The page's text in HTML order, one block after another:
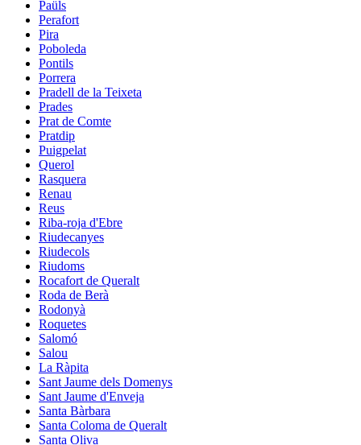
Paüls
Perafort
Pira
Poboleda
Pontils
Porrera
Pradell de la Teixeta
Prades
Prat de Comte
Pratdip
Puigpelat
Querol
Rasquera
Renau
Reus
Riba-roja d'Ebre
Riudecanyes
Riudecols
Riudoms
Rocafort de Queralt
Roda de Berà
Rodonyà
Roquetes
Salomó
Salou
La Ràpita
Sant Jaume dels Domenys
Sant Jaume d'Enveja
Santa Bàrbara
Santa Coloma de Queralt
Santa Oliva